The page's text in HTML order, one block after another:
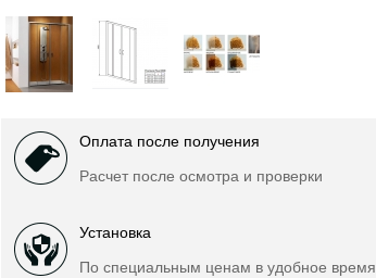
Оплата после получения
Расчет после осмотра и проверки
Установка
По специальным ценам в удобное время